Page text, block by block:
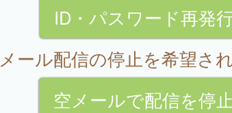
ID・パスワード再発
メール配信の停止を希望さ
空メールで配信を停